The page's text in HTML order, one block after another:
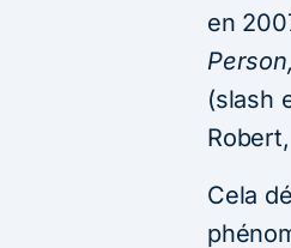
en
(slash
Cela